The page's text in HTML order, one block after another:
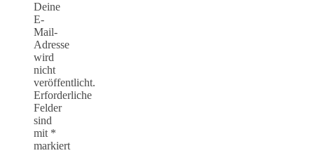
Deine
E-
Mail-
Adresse
wird
nicht
veröffentlicht.
Erforderliche
Felder
sind
mit *
markiert